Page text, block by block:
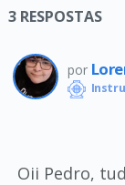
3 RESPOSTAS
por
Oii Pedro,